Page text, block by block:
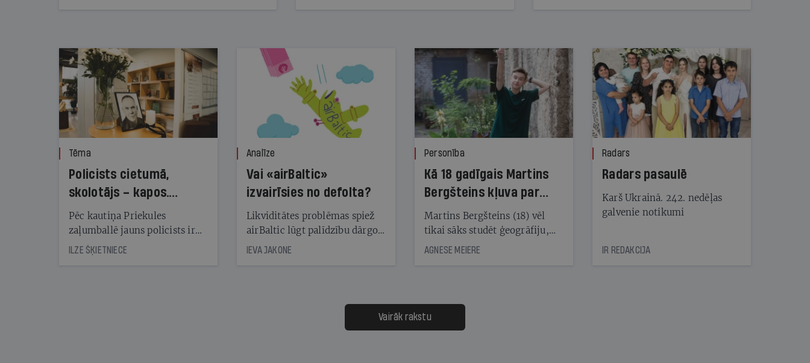
Tēma
Policists cietumā,
skolotājs – kapos.
Reibuma cena Priekulē
Pēc kautiņa Priekules
zaļumballē jauns policists ir
nonācis cietumā, bet
cienījams pedagogs — kapos.
ILZE ŠĶIETNIECE
Analīze
Vai «airBaltic»
izvairīsies no defolta?
Likviditātes problēmas spiež
airBaltic lūgt palīdzību dārgo
obligāciju turētājiem, taču
samaksāt augstos procentus,
kas jāpārskaita jau trīs dienas
pirms nākamās sapulces
IEVA JAKONE
Personība
Kā 18 gadīgais Martins
Bergšteins kļuva par
laika ziņu seju?
Martins Bergšteins (18) vēl
tikai sāks studēt ģeogrāfiju,
bet viņa sacītajam jau uzticas
uzcītīga darba, mammas
atbalsts un drosme turpināt
meteovērojumus arī tad, kad
AGNESE MEIERE
Radars
Radars pasaulē
Karš Ukrainā. 242. nedēļas
galvenie notikumi
IR REDAKCIJA
Vairāk rakstu